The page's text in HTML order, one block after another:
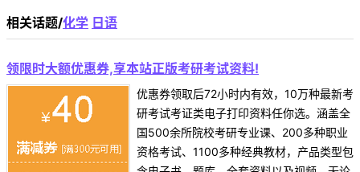
相关话题/化学 日语
领限时大额优惠券,享本站正版考研考试资料!
优惠券领取后72小时内有效，10万种最新考
研考试考证类电子打印资料任你选。涵盖全
国500余所院校考研专业课、200多种职业
资格考试、1100多种经典教材，产品类型包